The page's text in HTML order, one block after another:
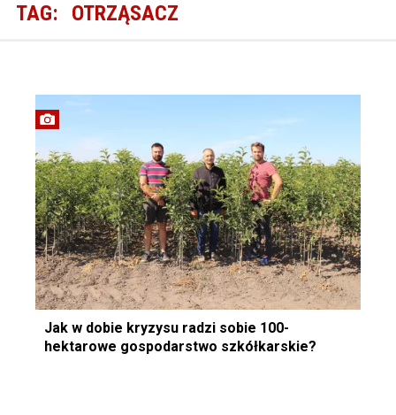
TAG: OTRZĄSACZ
Jak w dobie kryzysu radzi sobie 100-
hektarowe gospodarstwo szkółkarskie?